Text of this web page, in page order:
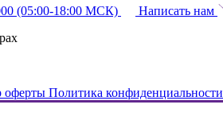
(05:00-18:00 МСК)
Написать нам
оферты Политика конфиденциальности